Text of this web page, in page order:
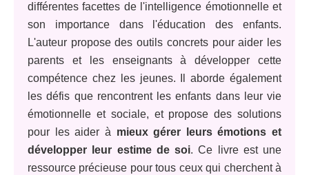
différentes facettes de l'intelligence émotionnelle et
son importance dans l'éducation des enfants.
L'auteur propose des outils concrets pour aider les
parents et les enseignants à développer cette
compétence chez les jeunes. Il aborde également
les défis que rencontrent les enfants dans leur vie
émotionnelle et sociale, et propose des solutions
pour les aider à mieux gérer leurs émotions et
développer leur estime de soi. Ce livre est une
ressource précieuse pour tous ceux qui cherchent à